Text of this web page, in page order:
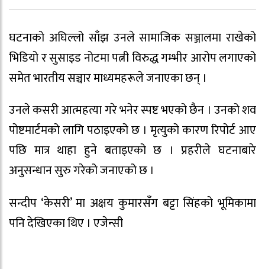
घटनाको अघिल्लो साँझ उनले सामाजिक सञ्जालमा राखेको
भिडियो र सुसाइड नोटमा पत्नी विरुद्ध गम्भीर आरोप लगाएको
समेत भारतीय सञ्चार माध्यमहरूले जनाएका छन् ।
उनले कसरी आत्महत्या गरे भनेर स्पष्ट भएको छैन । उनको शव
पोष्टमार्टमको लागि पठाइएको छ । मृत्युको कारण रिपोर्ट आए
पछि मात्र थाहा हुने बताइएको छ । प्रहरीले घटनाबारे
अनुसन्धान सुरु गरेको जनाएको छ ।
सन्दीप ‘केसरी’ मा अक्षय कुमारसँग बट्टा सिंहको भूमिकामा
पनि देखिएका थिए । एजेन्सी